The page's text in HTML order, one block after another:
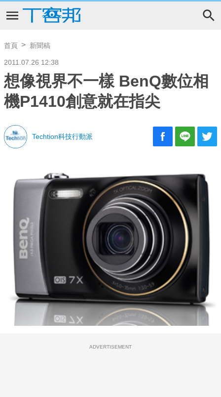
首頁 新聞稿
2011.07.26 12:38
想像視界不一樣 BenQ數位相
機P1410創意就在指尖
Techtion科技行動派
ADVERTISEMENT